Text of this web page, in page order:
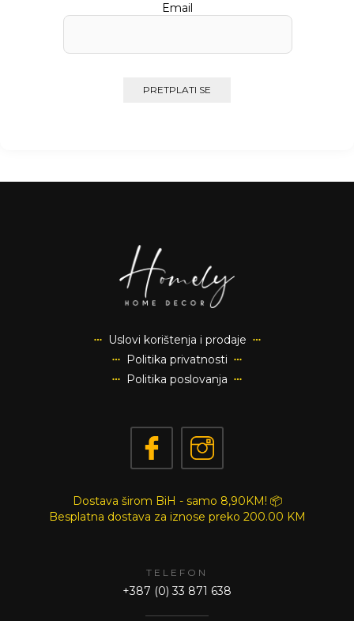
Email
Uslovi korištenja i prodaje
Politika privatnosti
Politika poslovanja
Dostava širom BiH - samo 8,90KM! 📦
Besplatna dostava za iznose preko 200.00 KM
TELEFON
+387 (0) 33 871 638